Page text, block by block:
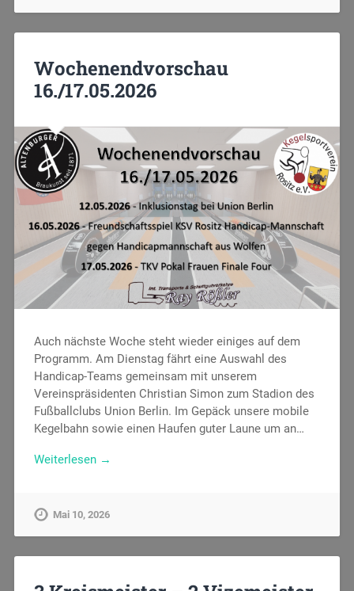
Wochenendvorschau
16./17.05.2026
Auch nächste Woche steht wieder einiges auf dem
Programm. Am Dienstag fährt eine Auswahl des
Handicap-Teams gemeinsam mit unserem
Vereinspräsidenten Christian Simon zum Stadion des
Fußballclubs Union Berlin. Im Gepäck unsere mobile
Kegelbahn sowie einen Haufen guter Laune um an…
Weiterlesen →
Mai 10, 2026